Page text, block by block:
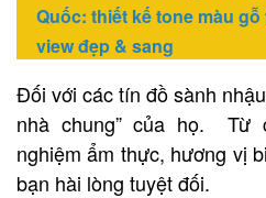
Quốc: thiết kế tone màu gỗ
view đẹp & sang
Đối với các tín đồ sành
nhà chung” của họ. Từ
nghiệm ẩm thực, hương vị
bạn hài lòng tuyệt đối.